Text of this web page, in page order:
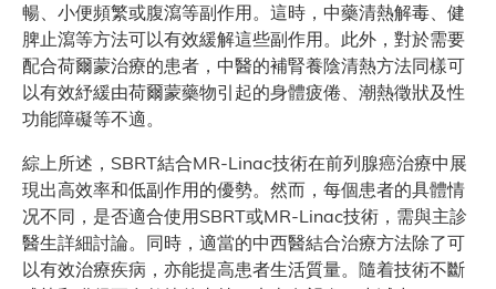
暢、小便頻繁或腹瀉等副作用。這時，中藥清熱解毒、健
脾止瀉等方法可以有效緩解這些副作用。此外，對於需要
配合荷爾蒙治療的患者，中醫的補腎養陰清熱方法同樣可
以有效紓緩由荷爾蒙藥物引起的身體疲倦、潮熱徵狀及性
功能障礙等不適。
綜上所述，SBRT結合MR-Linac技術在前列腺癌治療中展
現出高效率和低副作用的優勢。然而，每個患者的具體情
况不同，是否適合使用SBRT或MR-Linac技術，需與主診
醫生詳細討論。同時，適當的中西醫結合治療方法除了可
以有效治療疾病，亦能提高患者生活質量。隨着技術不斷